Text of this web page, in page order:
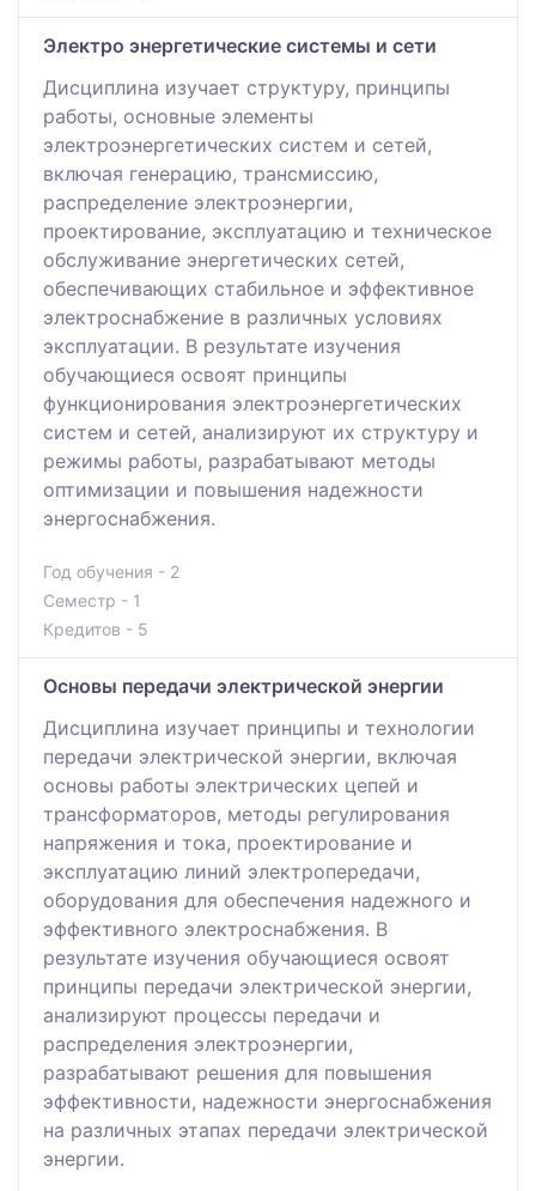
Электро энергетические системы и сети
Дисциплина изучает структуру, принципы
работы, основные элементы
электроэнергетических систем и сетей,
включая генерацию, трансмиссию,
распределение электроэнергии,
проектирование, эксплуатацию и техническое
обслуживание энергетических сетей,
обеспечивающих стабильное и эффективное
электроснабжение в различных условиях
эксплуатации. В результате изучения
обучающиеся освоят принципы
функционирования электроэнергетических
систем и сетей, анализируют их структуру и
режимы работы, разрабатывают методы
оптимизации и повышения надежности
энергоснабжения.
Год обучения - 2
Семестр - 1
Кредитов - 5
Основы передачи электрической энергии
Дисциплина изучает принципы и технологии
передачи электрической энергии, включая
основы работы электрических цепей и
трансформаторов, методы регулирования
напряжения и тока, проектирование и
эксплуатацию линий электропередачи,
оборудования для обеспечения надежного и
эффективного электроснабжения. В
результате изучения обучающиеся освоят
принципы передачи электрической энергии,
анализируют процессы передачи и
распределения электроэнергии,
разрабатывают решения для повышения
эффективности, надежности энергоснабжения
на различных этапах передачи электрической
энергии.